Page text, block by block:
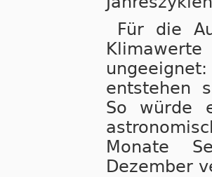
Für die
entstehen
So würde
Monate
Dezember